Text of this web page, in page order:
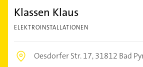
Klassen Klaus
ELEKTROINSTALLATIONEN
Oesdorfer Str. 17,31812 Bad